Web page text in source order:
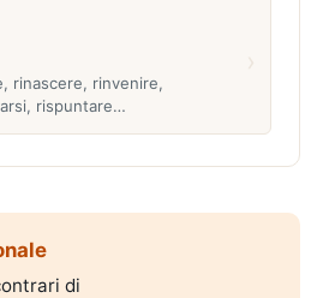
rinascere, rinvenire,
rispuntare…
di